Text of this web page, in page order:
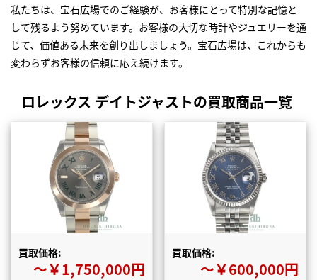
私たちは、宝石広場でのご経験が、お客様にとって特別な記憶と
して残るよう努めています。お客様の大切な時計やジュエリーを通
じて、価値ある未来を創り出しましょう。宝石広場は、これからも
変わらずお客様の信頼に応え続けます。
ロレックス デイトジャストの買取商品一覧
買取価格:
〜￥1,750,000円
買取価格:
〜￥600,000円